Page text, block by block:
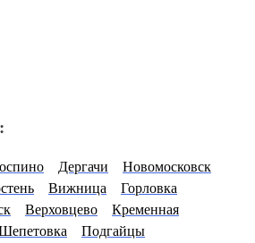
Дергачи
Новомосковск
Вижница
Горловка
Верховцево
Кременная
Подгайцы